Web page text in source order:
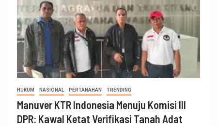
HUKUM NASIONAL PERTANAHAN TRENDING
Manuver KTR Indonesia Menuju Komisi III
DPR: Kawal Ketat Verifikasi Tanah Adat